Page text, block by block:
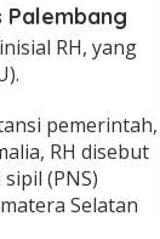
RH, yang
pemerintah,
RH disebut
(PNS)
Selatan